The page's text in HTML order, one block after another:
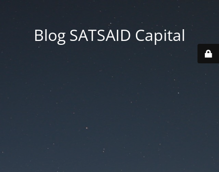
Blog SATSAID Capital